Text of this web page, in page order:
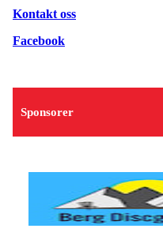
Kontakt oss
Facebook
Sponsorer